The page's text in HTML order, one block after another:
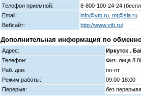
Телефон приемной:
8-800-100-24-24
Email:
info@vtb.ru, mt@sia.ru
Вебсайт:
http://www.vtb.ru/
Дополнительная информация по
Адрес:
Иркутск .
Телефон:
Физ. лица 8
Раб. дни:
пн-пт
Режим работы:
09:00-18:00
Перерыв:
без перерыва